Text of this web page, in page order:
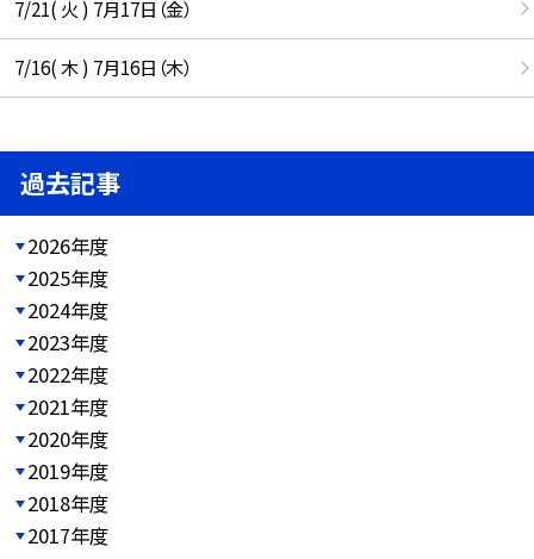
7/21( 火 ) 7月17日（金）
7/16( 木 ) 7月16日（木）
過去記事
2026年度
2025年度
2024年度
2023年度
2022年度
2021年度
2020年度
2019年度
2018年度
2017年度